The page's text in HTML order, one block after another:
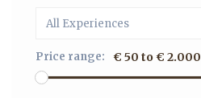
All Experiences
Price range: € 50 to € 2.000